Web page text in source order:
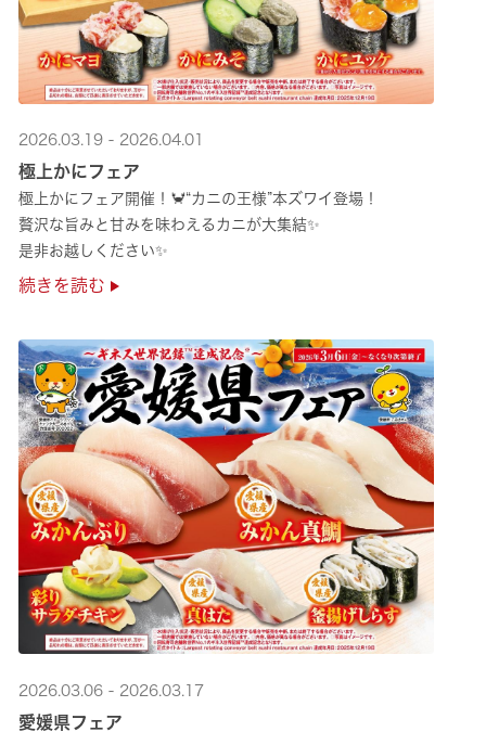
2026.03.19 - 2026.04.01
極上かにフェア
極上かにフェア開催！🦀“カニの王様”本ズワイ登場！
贅沢な旨みと甘みを味わえるカニが大集結✨
是非お越しください✨
続きを読む
2026.03.06 - 2026.03.17
愛媛県フェア